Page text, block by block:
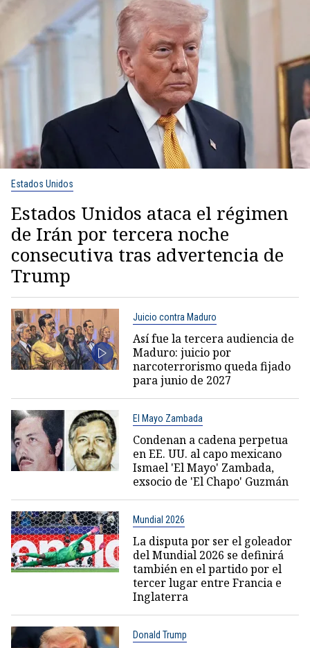
Estados Unidos
Estados Unidos ataca el régimen
de Irán por tercera noche
consecutiva tras advertencia de
Trump
Juicio contra Maduro
Así fue la tercera audiencia de
Maduro: juicio por
narcoterrorismo queda fijado
para junio de 2027
El Mayo Zambada
Condenan a cadena perpetua
en EE. UU. al capo mexicano
Ismael 'El Mayo' Zambada,
exsocio de 'El Chapo' Guzmán
Mundial 2026
La disputa por ser el goleador
del Mundial 2026 se definirá
también en el partido por el
tercer lugar entre Francia e
Inglaterra
Donald Trump